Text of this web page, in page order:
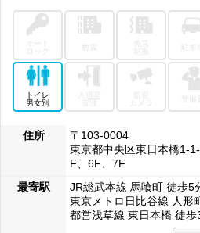
トイレ
男女別
入退室
カメラ
警備員
住所
〒103-0004
東京都中央区東日本橋1-
F、6F、7F
最寄駅
JR総武本線 馬喰町 徒歩5
東京メトロ日比谷線 人形
都営浅草線 東日本橋 徒歩